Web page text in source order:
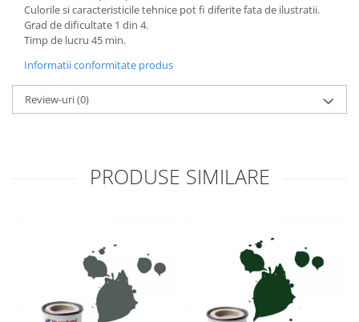
Culorile si caracteristicile tehnice pot fi diferite fata de ilustratii.
Grad de dificultate 1 din 4.
Timp de lucru 45 min.
Informatii conformitate produs
Review-uri(0)
PRODUSE SIMILARE